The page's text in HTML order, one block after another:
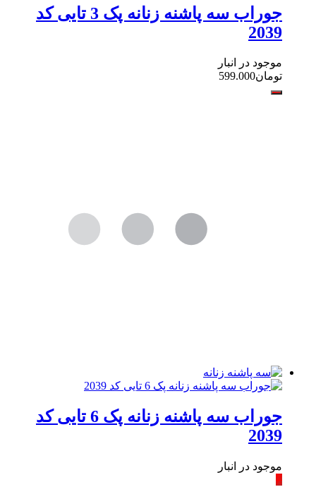
جوراب سه پاشنه زنانه پک 3 تایی کد
2039
موجود در انبار
تومان599.000
جوراب سه پاشنه زنانه پک 6 تایی کد
2039
موجود در انبار
٪